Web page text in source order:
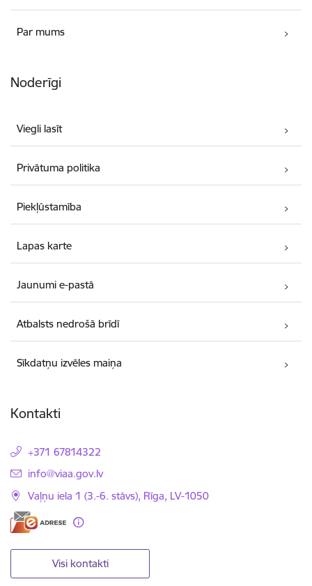
Par mums
Noderīgi
Viegli lasīt
Privātuma politika
Piekļūstamība
Lapas karte
Jaunumi e-pastā
Atbalsts nedrošā brīdī
Sīkdatņu izvēles maiņa
Kontakti
+371 67814322
E-pasts:
info@viaa.gov.lv
Vaļņu iela 1 (3.-6. stāvs), Rīga, LV-1050
Visi kontakti